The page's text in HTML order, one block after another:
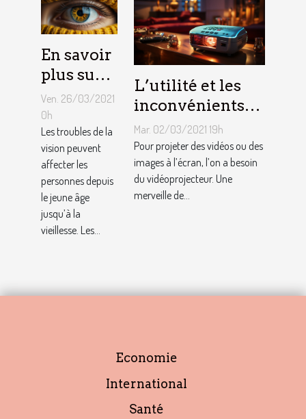
En savoir
plus sur
les
troubles
de la
vision ?
Ven. 26/03/2021
0h
Les troubles de la
vision peuvent
affecter les
personnes depuis
le jeune âge
jusqu’à la
vieillesse. Les...
L’utilité et les
inconvénients
des
vidéoprojecteurs
LED
Mar. 02/03/2021 19h
Pour projeter des vidéos ou des
images à l’écran, l’on a besoin
du vidéoprojecteur. Une
merveille de...
Economie
International
Santé